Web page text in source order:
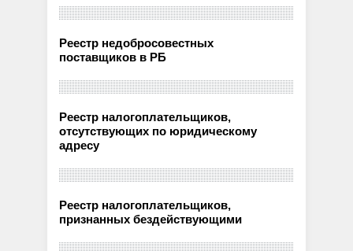
Реестр недобросовестных
поставщиков в РБ
Реестр налогоплательщиков,
отсутствующих по юридическому
адресу
Реестр налогоплательщиков,
признанных бездействующими